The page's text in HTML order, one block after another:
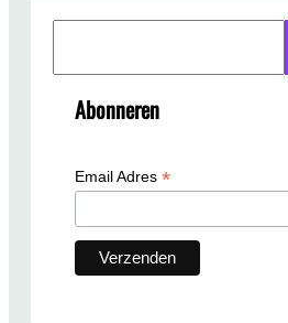
Abonneren
Email Adres *